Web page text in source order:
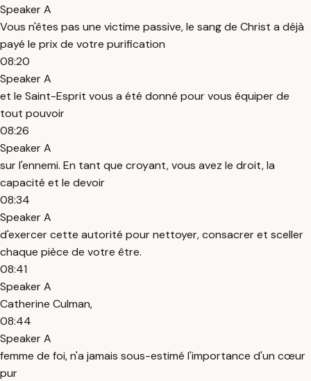
Speaker A
Vous n'êtes pas une victime passive, le sang de Christ a déjà
payé le prix de votre purification
08:20
Speaker A
et le Saint-Esprit vous a été donné pour vous équiper de
tout pouvoir
08:26
Speaker A
sur l'ennemi. En tant que croyant, vous avez le droit, la
capacité et le devoir
08:34
Speaker A
d'exercer cette autorité pour nettoyer, consacrer et sceller
chaque pièce de votre être.
08:41
Speaker A
Catherine Culman,
08:44
Speaker A
femme de foi, n'a jamais sous-estimé l'importance d'un cœur
pur